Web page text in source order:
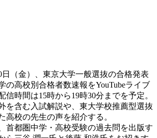
日（金）、東京大学一般選抜の合格発表
の高校別合格者数速報をYouTubeライブ
信時間は15時から19時30分までを予定。
を含む入試解説や、東大学校推薦型選抜
高校の先生の声を紹介する。
首都圏中学・高校受験の過去問を出版す